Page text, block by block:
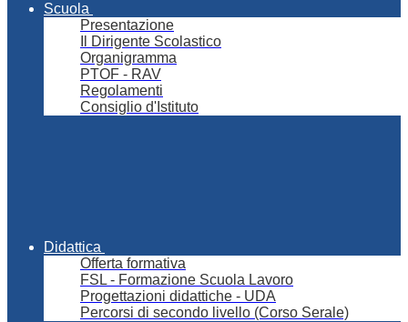
Scuola
Presentazione
Il Dirigente Scolastico
Organigramma
PTOF - RAV
Regolamenti
Consiglio d'Istituto
Didattica
Offerta formativa
FSL - Formazione Scuola Lavoro
Progettazioni didattiche - UDA
Percorsi di secondo livello (Corso Serale)